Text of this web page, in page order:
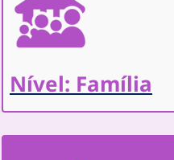
Nível: Família